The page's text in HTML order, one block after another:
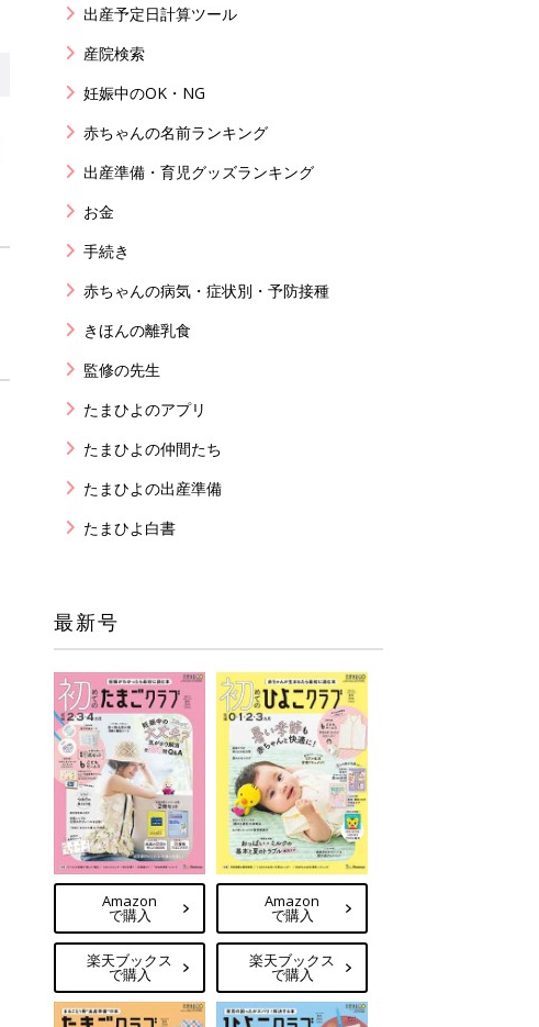
出産予定日計算ツール
産院検索
妊娠中のOK・NG
赤ちゃんの名前ランキング
出産準備・育児グッズランキング
お金
手続き
赤ちゃんの病気・症状別・予防接種
きほんの離乳食
監修の先生
たまひよのアプリ
たまひよの仲間たち
たまひよの出産準備
たまひよ白書
最新号
Amazon
で購入
楽天ブックス
で購入
Amazon
で購入
楽天ブックス
で購入